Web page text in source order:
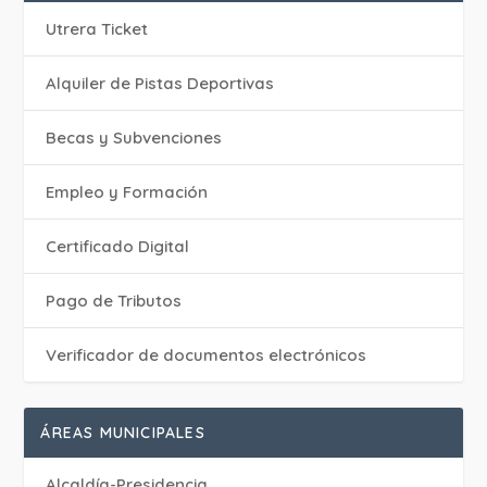
Utrera Ticket
Alquiler de Pistas Deportivas
Becas y Subvenciones
Empleo y Formación
Certificado Digital
Pago de Tributos
Verificador de documentos electrónicos
ÁREAS MUNICIPALES